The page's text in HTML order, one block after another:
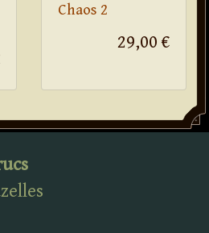
Chaos 2
29,00 €